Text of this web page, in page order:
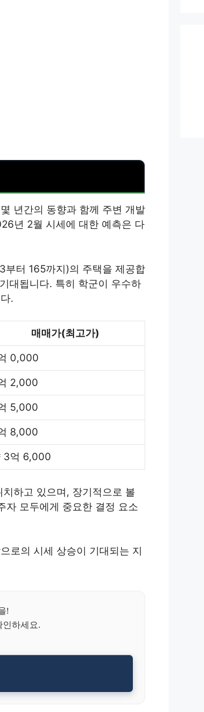
년간의 동향과 함께 주변 개발
년 2월 시세에 대한 예측은 다
터 165까지)의 주택을 제공합
대됩니다. 특히 학군이 우수하
.
매매가(최고가)
0,000
2,000
5,000
8,000
3억 6,000
하고 있으며, 장기적으로 볼
자 모두에게 중요한 결정 요소
로의 시세 상승이 기대되는 지
!
하세요.